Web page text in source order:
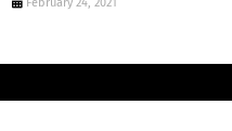
February 24, 2021